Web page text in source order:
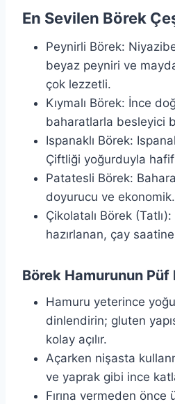
En Sevilen Börek
Peynirli Börek:
beyaz peyniri ve
çok lezzetli.
Kıymalı Börek: İnce
baharatlarla besleyici
Ispanaklı Börek:
Çiftliği yoğurduyla
Patatesli Börek:
doyurucu ve ekonomik.
Çikolatalı Börek
hazırlanan, çay
Börek Hamurunun Püf
Hamuru yeterince
dinlendirin; gluten
kolay açılır.
Açarken nişasta
ve yaprak gibi ince
Fırına vermeden önce